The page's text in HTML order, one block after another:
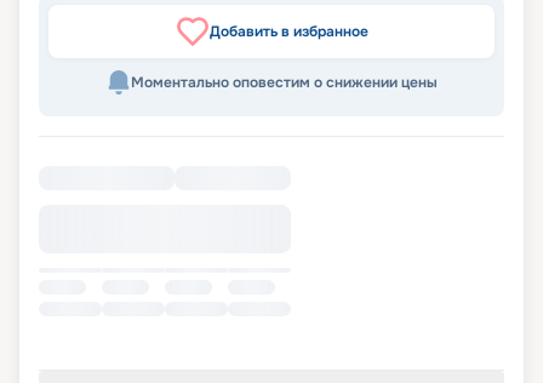
Добавить в избранное
Моментально оповестим о снижении цены